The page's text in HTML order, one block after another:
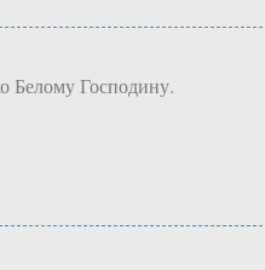
Белому Господину.